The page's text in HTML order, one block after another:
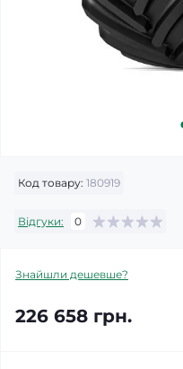
Код товару: 180919
Відгуки: 0
Знайшли дешевше?
226 658 грн.